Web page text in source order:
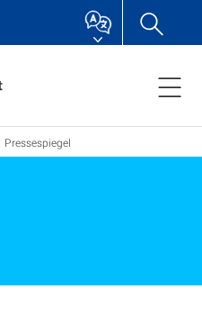
Pressespiegel